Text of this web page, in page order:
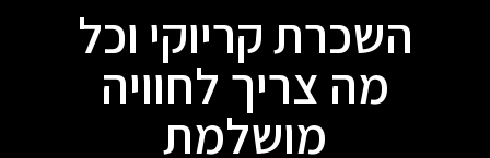
השכרת קריוקי וכל
מה צריך לחוויה
מושלמת